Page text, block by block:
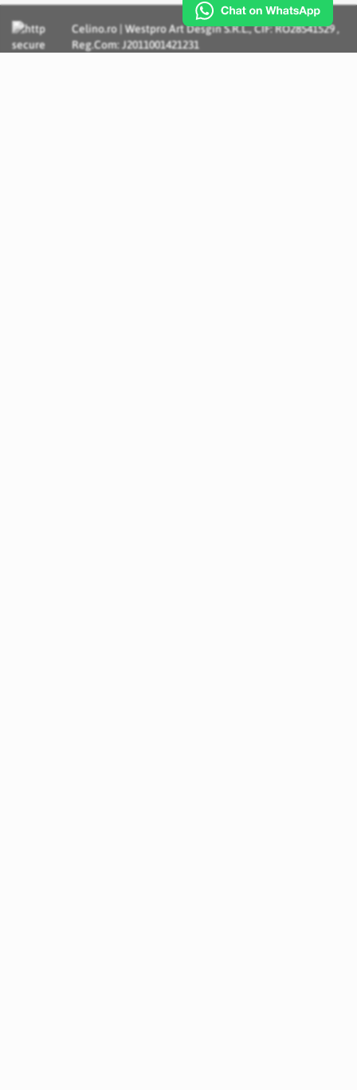
Celino.ro | Westpro Art Desgin S.R.L., CIF: RO28541529 ,
Reg.Com: J2011001421231